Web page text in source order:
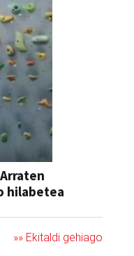
hilabetea
»» Ekitaldi gehiago